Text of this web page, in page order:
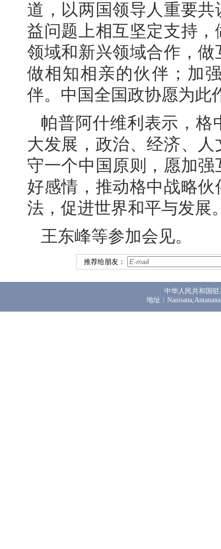
道，以两国领导人重要
益问题上相互坚定支持
领域和新兴领域合作，
做相知相亲的伙伴；加
伴。中国全国政协愿为此
帕普阿什维利表示，格
大发展，政治、经济、
守一个中国原则，愿加
好感情，推动格中战略
法，促进世界和平与发展
王东峰等参加会见。
推荐给朋友：
中华人民共和国
地址：